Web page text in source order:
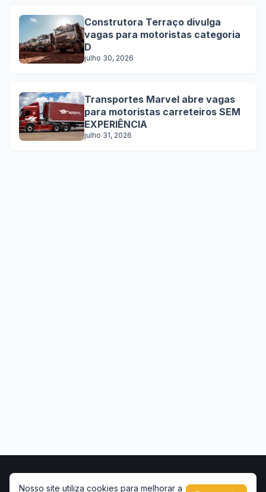
Construtora Terraço divulga
vagas para motoristas categoria
D
julho 30, 2026
Transportes Marvel abre vagas
para motoristas carreteiros SEM
EXPERIÊNCIA
julho 31, 2026
Nosso site utiliza cookies para melhorar a